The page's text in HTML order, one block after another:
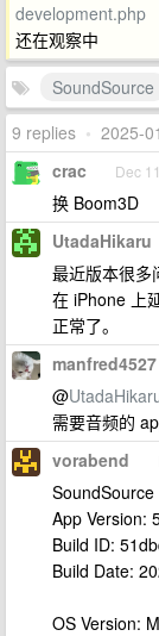
development.php
还在观察中
SoundSource
9 replies • 2025-
crac Dec
换 Boom3D
UtadaHikaru
最近版本很多
在 iPhone 上
正常了。
manfred4527
@
需要音频的
vorabend
SoundSource
App Version:
Build ID:
Build Date:
OS Version: